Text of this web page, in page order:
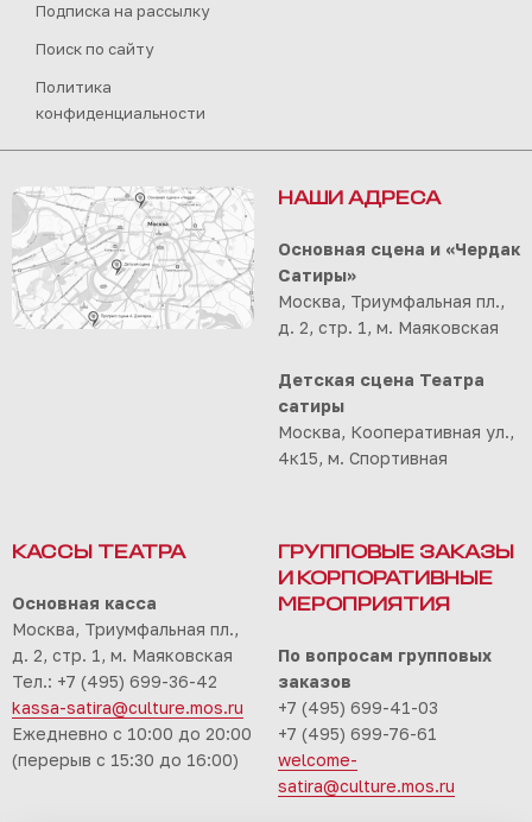
Подписка на рассылку
Поиск по сайту
Политика
конфиденциальности
НАШИ АДРЕСА
Основная сцена и «Чердак
Сатиры»
Москва, Триумфальная пл.,
д. 2, стр. 1, м. Маяковская
Детская сцена Театра
сатиры
Москва, Кооперативная ул.,
4к15, м. Спортивная
КАССЫ ТЕАТРА
Основная касса
Москва, Триумфальная пл.,
д. 2, стр. 1, м. Маяковская
Тел.: +7 (495) 699-36-42
kassa-satira@culture.mos.ru
Ежедневно с 10:00 до 20:00
(перерыв с 15:30 до 16:00)
ГРУППОВЫЕ ЗАКАЗЫ
И КОРПОРАТИВНЫЕ
МЕРОПРИЯТИЯ
По вопросам групповых
заказов
+7 (495) 699-41-03
+7 (495) 699-76-61
welcome-
satira@culture.mos.ru